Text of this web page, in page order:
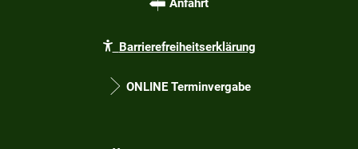
Barrierefreiheitserklärung
ONLINE Terminvergabe